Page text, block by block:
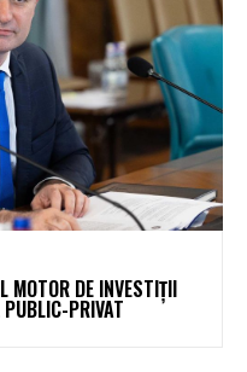
MOTOR DE INVESTIȚII
PRIVAT